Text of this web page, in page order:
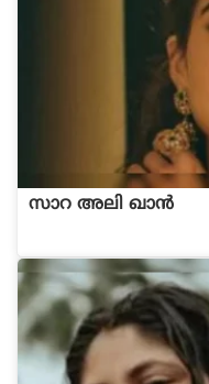
സാറ അലി ഖാൻ